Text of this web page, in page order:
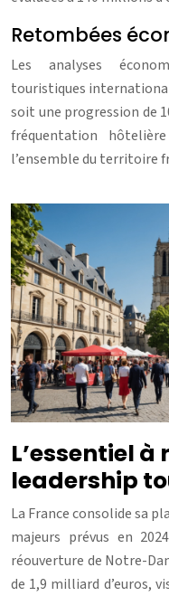
Retombées
Les analyses
touristiques
soit une progression de
fréquentation
l’ensemble du territoire
L’essentiel
leadership
La France consolide sa
majeurs prévus en
réouverture de Notre-
de 1,9 milliard d’euros,